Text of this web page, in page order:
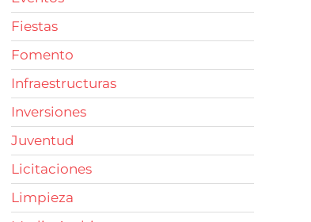
Fiestas
Fomento
Infraestructuras
Inversiones
Juventud
Licitaciones
Limpieza